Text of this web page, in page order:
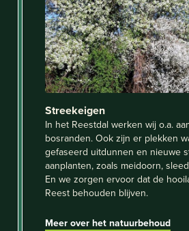
Streekeigen
In het Reestdal werken wij o.a.
bosranden. Ook zijn er plekken
gefaseerd uitdunnen en nieuwe
aanplanten, zoals meidoorn,
En we zorgen ervoor dat de
Reest behouden blijven.
Meer over het natuurbehoud